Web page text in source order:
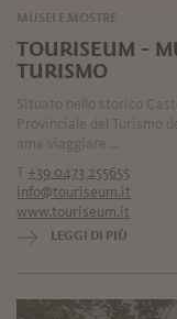
MUSEI E MOSTRE
TOURISEUM -
TURISMO
Situato nello storico
Provinciale del Turismo
ama viaggiare ...
T +39 0473 255655
info@touriseum.it
www.touriseum.it
LEGGI DI PIÙ